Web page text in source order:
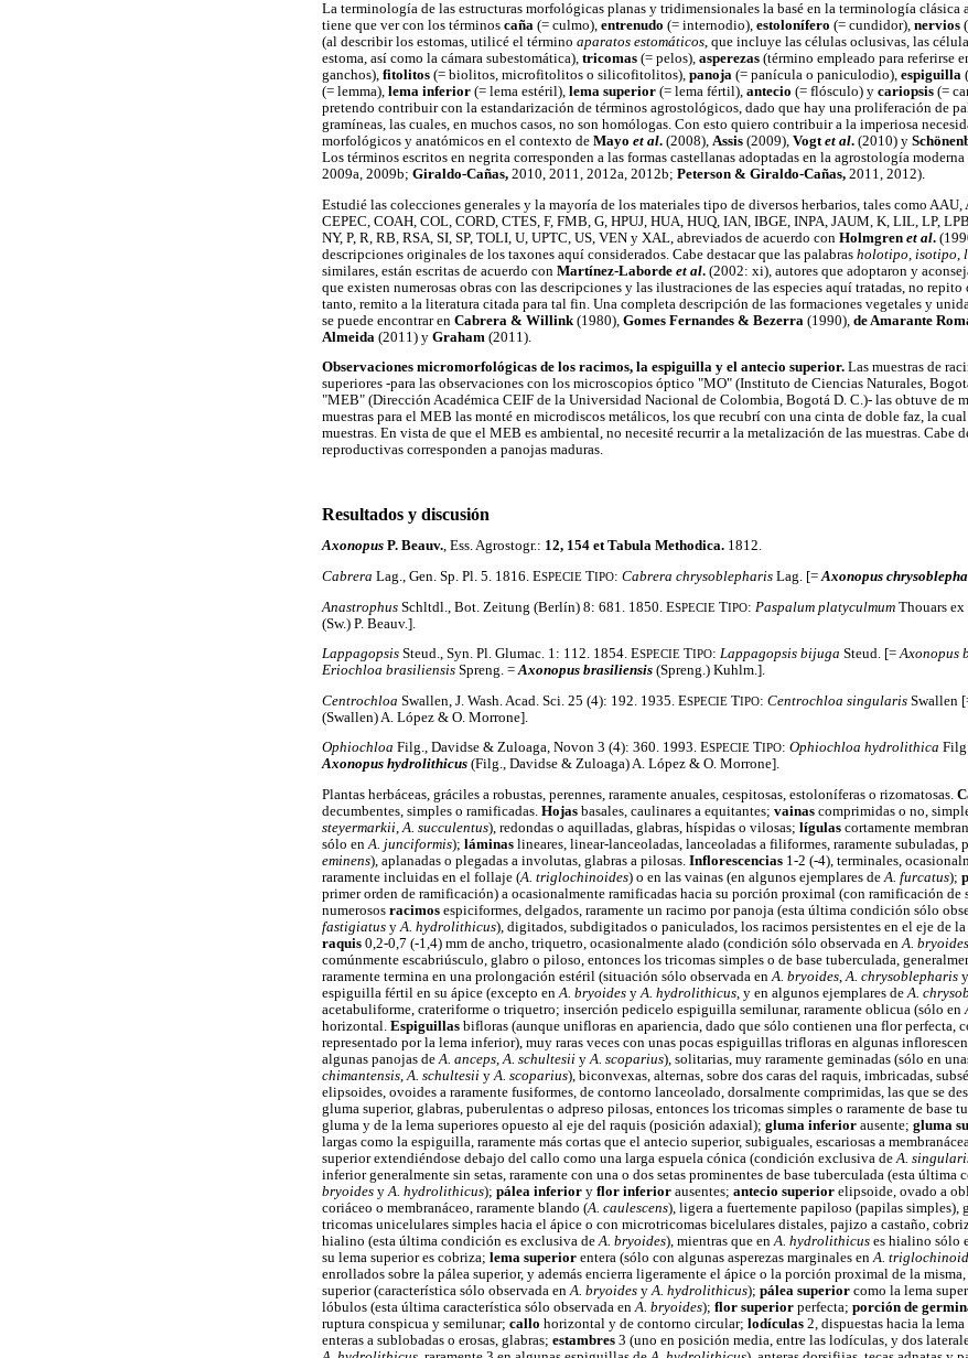
La terminología de las estructuras morfológicas planas y tridimensionales la basé en la terminología clásica
tiene que ver con los términos caña (= culmo), entrenudo (= internodio), estolonífero (= cundidor), nervios
(al describir los estomas, utilicé el término aparatos estomáticos, que incluye las células oclusivas, las
estoma, así como la cámara subestomática), tricomas (= pelos), asperezas (término empleado para referirse
ganchos), fitolitos (= biolitos, microfitolitos o silicofitolitos), panoja (= panícula o paniculodio), espiguilla
(= lemma), lema inferior (= lema estéril), lema superior (= lema fértil), antecio (= flósculo) y cariopsis (=
pretendo contribuir con la estandarización de términos agrostológicos, dado que hay una proliferación de
gramíneas, las cuales, en muchos casos, no son homólogas. Con esto quiero contribuir a la imperiosa
morfológicos y anatómicos en el contexto de Mayo et al. (2008), Assis (2009), Vogtet al. (2010) y
Los términos escritos en negrita corresponden a las formas castellanas adoptadas en la agrostología moderna
2009a, 2009b; Giraldo-Cañas, 2010, 2011, 2012a, 2012b; Peterson & Giraldo-Cañas, 2011, 2012).
Estudié las colecciones generales y la mayoría de los materiales tipo de diversos herbarios, tales como
CEPEC, COAH, COL, CORD, CTES, F, FMB, G, HPUJ, HUA, HUQ, IAN, IBGE, INPA, JAUM, K, LIL, LP,
NY, P, R, RB, RSA, SI, SP, TOLI, U, UPTC, US, VEN y XAL, abreviados de acuerdo con Holmgren et al.
descripciones originales de los taxones aquí considerados. Cabe destacar que las palabras holotipo, isotipo,
similares, están escritas de acuerdo con Martínez-Laborde et al. (2002: xi), autores que adoptaron y
que existen numerosas obras con las descripciones y las ilustraciones de las especies aquí tratadas, no
tanto, remito a la literatura citada para tal fin. Una completa descripción de las formaciones vegetales y
se puede encontrar en Cabrera & Willink(1980), Gomes Fernandes & Bezerra (1990), de Amarante
Almeida (2011) y Graham (2011).
Observaciones micromorfológicas de los racimos, la espiguilla y el antecio superior. Las muestras de
superiores -para las observaciones con los microscopios óptico "MO" (Instituto de Ciencias Naturales,
"MEB" (Dirección Académica CEIF de la Universidad Nacional de Colombia, Bogotá D. C.)- las obtuve de
muestras para el MEB las monté en microdiscos metálicos, los que recubrí con una cinta de doble faz, la
muestras. En vista de que el MEB es ambiental, no necesité recurrir a la metalización de las muestras. Cabe
reproductivas corresponden a panojas maduras.
Resultados y discusión
Axonopus P. Beauv., Ess. Agrostogr.: 12, 154 et Tabula Methodica. 1812.
Cabrera Lag., Gen. Sp. Pl. 5. 1816. ESPECIE TIPO: Cabrera chrysoblepharis Lag. [=Axonopus
Anastrophus Schltdl., Bot. Zeitung (Berlín) 8: 681. 1850. ESPECIE TIPO: Paspalum platyculmum Thouars ex
(Sw.) P. Beauv.].
Lappagopsis Steud., Syn. Pl. Glumac. 1: 112. 1854. ESPECIE TIPO: Lappagopsis bijuga Steud. [=Axonopus
Eriochloa brasiliensis Spreng. =Axonopus brasiliensis (Spreng.) Kuhlm.].
Centrochloa Swallen, J. Wash. Acad. Sci. 25 (4): 192. 1935. ESPECIE TIPO: Centrochloa singularis Swallen
(Swallen) A. López & O. Morrone].
Ophiochloa Filg., Davidse & Zuloaga, Novon 3 (4): 360. 1993. ESPECIE TIPO: Ophiochloa hydrolithica
Axonopus hydrolithicus (Filg., Davidse & Zuloaga) A. López & O. Morrone].
Plantas herbáceas, gráciles a robustas, perennes, raramente anuales, cespitosas, estoloníferas o rizomatosas.
decumbentes, simples o ramificadas. Hojas basales, caulinares a equitantes; vainas comprimidas o no,
steyermarkii,A. succulentus), redondas o aquilladas, glabras, híspidas o vilosas; lígulas cortamente
sólo enA. junciformis); láminas lineares, linear-lanceoladas, lanceoladas a filiformes, raramente subuladas,
eminens), aplanadas o plegadas a involutas, glabras a pilosas. Inflorescencias 1-2 (-4), terminales,
raramente incluidas en el follaje (A. triglochinoides) o en las vainas (en algunos ejemplares deA. furcatus);
primer orden de ramificación) a ocasionalmente ramificadas hacia su porción proximal (con ramificación de
numerosos racimos espiciformes, delgados, raramente un racimo por panoja (esta última condición sólo
fastigiatus yA. hydrolithicus), digitados, subdigitados o paniculados, los racimos persistentes en el eje de
raquis 0,2-0,7 (-1,4) mm de ancho, triquetro, ocasionalmente alado (condición sólo observada enA. bryoides
comúnmente escabriúsculo, glabro o piloso, entonces los tricomas simples o de base tuberculada,
raramente termina en una prolongación estéril (situación sólo observada enA. bryoides,A. chrysoblepharis
espiguilla fértil en su ápice (excepto enA. bryoides yA. hydrolithicus, y en algunos ejemplares deA.
acetabuliforme, crateriforme o triquetro; inserción pedicelo espiguilla semilunar, raramente oblicua (sólo en
horizontal. Espiguillas bifloras (aunque unifloras en apariencia, dado que sólo contienen una flor perfecta,
representado por la lema inferior), muy raras veces con unas pocas espiguillas trifloras en algunas
algunas panojas deA. anceps,A. schultesii yA. scoparius), solitarias, muy raramente geminadas (sólo en
chimantensis,A. schultesii yA. scoparius), biconvexas, alternas, sobre dos caras del raquis, imbricadas,
elipsoides, ovoides a raramente fusiformes, de contorno lanceolado, dorsalmente comprimidas, las que se
gluma superior, glabras, puberulentas o adpreso pilosas, entonces los tricomas simples o raramente de base
gluma y de la lema superiores opuesto al eje del raquis (posición adaxial); gluma inferior ausente; gluma
largas como la espiguilla, raramente más cortas que el antecio superior, subiguales, escariosas a
superior extendiéndose debajo del callo como una larga espuela cónica (condición exclusiva deA.
inferior generalmente sin setas, raramente con una o dos setas prominentes de base tuberculada (esta
bryoides yA. hydrolithicus); pálea inferior y flor inferior ausentes; antecio superior elipsoide, ovado a
coriáceo o membranáceo, raramente blando (A. caulescens), ligera a fuertemente papiloso (papilas simples),
tricomas unicelulares simples hacia el ápice o con microtricomas bicelulares distales, pajizo a castaño,
hialino (esta última condición es exclusiva deA. bryoides), mientras que enA. hydrolithicus es hialino sólo
su lema superior es cobriza; lema superior entera (sólo con algunas asperezas marginales enA.
enrollados sobre la pálea superior, y además encierra ligeramente el ápice o la porción proximal de la
superior (característica sólo observada enA. bryoides yA. hydrolithicus); pálea superior como la lema
lóbulos (esta última característica sólo observada enA. bryoides); flor superior perfecta; porción de
ruptura conspicua y semilunar; callo horizontal y de contorno circular; lodículas 2, dispuestas hacia la
enteras a sublobadas o erosas, glabras; estambres 3 (uno en posición media, entre las lodículas, y dos